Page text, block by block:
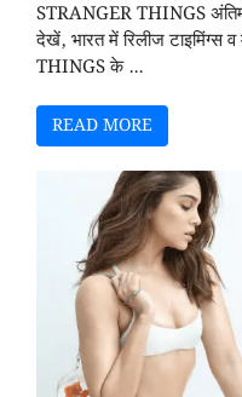
STRANGER THINGS
देखें, भारत में रिलीज टाइमिंग्स
THINGS के ...
READ MORE